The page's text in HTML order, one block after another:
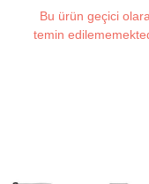
Bu ürün geçici
temin